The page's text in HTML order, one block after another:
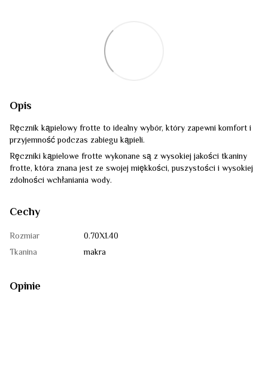
Opis
Ręcznik kąpielowy frotte to idealny wybór, który zapewni komfort i
przyjemność podczas zabiegu kąpieli.
Ręczniki kąpielowe frotte wykonane są z wysokiej jakości tkaniny
frotte, która znana jest ze swojej miękkości, puszystości i wysokiej
zdolności wchłaniania wody.
Cechy
Rozmiar
0.70Х1.40
Tkanina
makra
Opinie